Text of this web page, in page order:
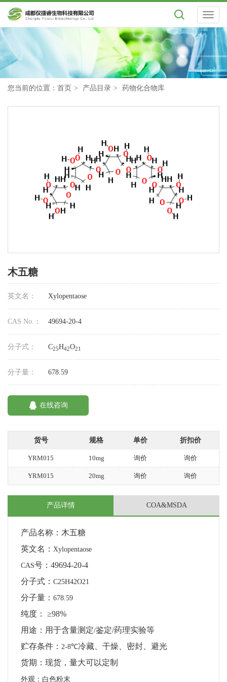
Toggle
您当前的位置： 首页 产品目录 药物化合物库
木五糖
英文名： Xylopentaose
CAS No.： 49694-20-4
分子式： C25H42O21
分子量： 678.59
在线咨询
货号 规格 单价 折扣价
YRM015 10mg 询价 询价
YRM015 20mg 询价 询价
产品详情 COA&MSDA
产品名称：木五糖
英文名： Xylopentaose
CAS号： 49694-20-4
分子式： C25H42O21
分子量： 678.59
纯度：
≥98%
用途：用于含量测定/鉴定/药理实验等
贮存条件： 2-8℃冷藏、干燥、密封、避光
货期：现货，量大可以定制
外观：白色粉末